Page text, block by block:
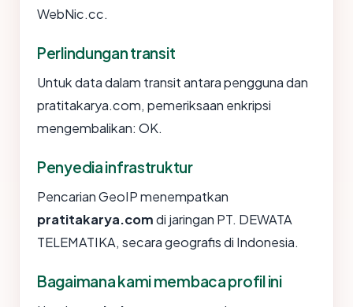
WebNic.cc.
Perlindungan transit
Untuk data dalam transit antara pengguna dan
pratitakarya.com, pemeriksaan enkripsi
mengembalikan: OK.
Penyedia infrastruktur
Pencarian GeoIP menempatkan
pratitakarya.comdi jaringan PT. DEWATA
TELEMATIKA, secara geografis di Indonesia.
Bagaimana kami membaca profil ini